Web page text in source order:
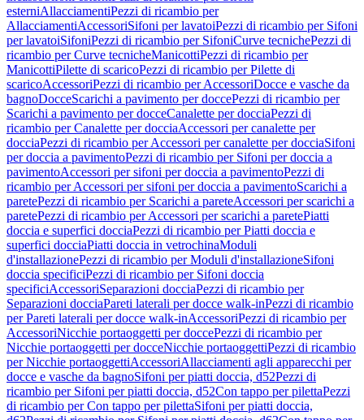
esterniAllacciamentiPezzi di ricambio per
AllacciamentiAccessoriSifoni per lavatoiPezzi di ricambio per Sifoni
per lavatoiSifoniPezzi di ricambio per SifoniCurve tecnichePezzi di
ricambio per Curve tecnicheManicottiPezzi di ricambio per
ManicottiPilette di scaricoPezzi di ricambio per Pilette di
scaricoAccessoriPezzi di ricambio per AccessoriDocce e vasche da
bagnoDocceScarichi a pavimento per doccePezzi di ricambio per
Scarichi a pavimento per docceCanalette per docciaPezzi di
ricambio per Canalette per docciaAccessori per canalette per
docciaPezzi di ricambio per Accessori per canalette per docciaSifoni
per doccia a pavimentoPezzi di ricambio per Sifoni per doccia a
pavimentoAccessori per sifoni per doccia a pavimentoPezzi di
ricambio per Accessori per sifoni per doccia a pavimentoScarichi a
paretePezzi di ricambio per Scarichi a pareteAccessori per scarichi a
paretePezzi di ricambio per Accessori per scarichi a paretePiatti
doccia e superfici docciaPezzi di ricambio per Piatti doccia e
superfici docciaPiatti doccia in vetrochinaModuli
d'installazionePezzi di ricambio per Moduli d'installazioneSifoni
doccia specificiPezzi di ricambio per Sifoni doccia
specificiAccessoriSeparazioni docciaPezzi di ricambio per
Separazioni docciaPareti laterali per docce walk-inPezzi di ricambio
per Pareti laterali per docce walk-inAccessoriPezzi di ricambio per
AccessoriNicchie portaoggetti per doccePezzi di ricambio per
Nicchie portaoggetti per docceNicchie portaoggettiPezzi di ricambio
per Nicchie portaoggettiAccessoriAllacciamenti agli apparecchi per
docce e vasche da bagnoSifoni per piatti doccia, d52Pezzi di
ricambio per Sifoni per piatti doccia, d52Con tappo per pilettaPezzi
di ricambio per Con tappo per pilettaSifoni per piatti doccia,